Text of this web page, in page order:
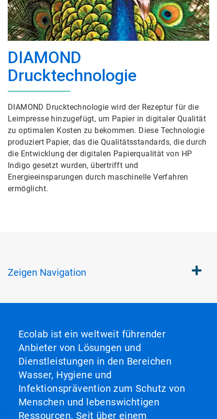
DIAMOND
Drucktechnologie
DIAMOND Drucktechnologie wird der Rezeptur für die
Leimpresse hinzugefügt, um Papier in digitaler Qualität
zu optimalen Kosten zu bekommen. Diese Technologie
produziert Papier, das die Qualitätsstandards, die durch
die Entwicklung der digitalen Papierqualität von HP
Indigo gesetzt wurden, übertrifft und
Energieeinsparungen durch maschinelle Verfahren
ermöglicht.
Zeigen Navigation
Ecolab ist ein weltweit führender
Anbieter von Lösungen und
Dienstleistungen in den Bereichen
Wasser, Hygiene und
Infektionsprävention zum Schutz von
Menschen und lebenswichtigen
Ressourcen. Seit über einem